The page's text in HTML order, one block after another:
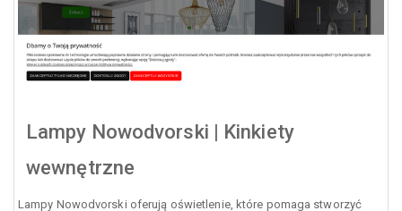
Lampy Nowodvorski | Kinkiety
wewnętrzne
Lampy Nowodvorski oferują oświetlenie, które pomaga stworzyć